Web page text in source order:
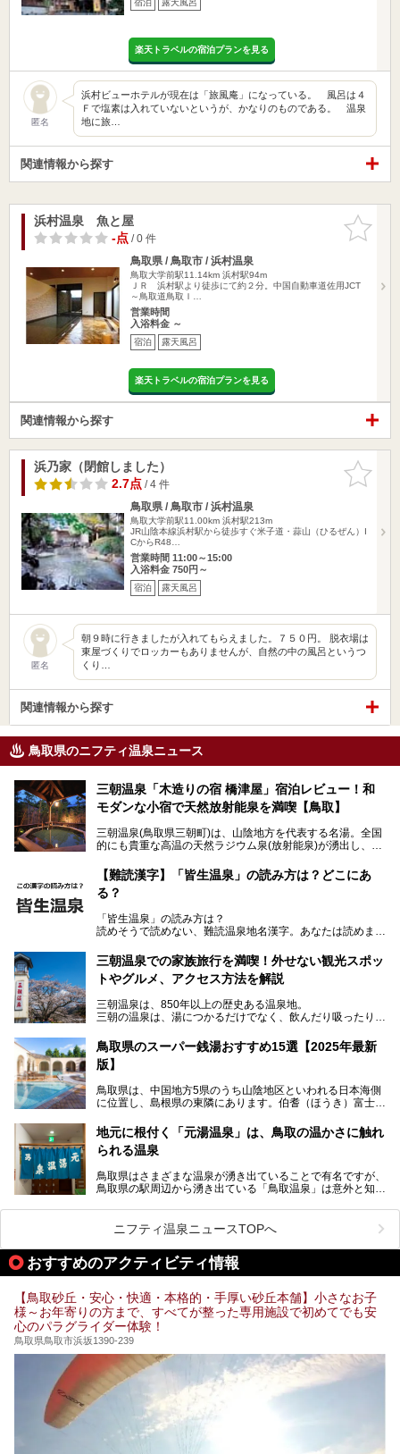
宿泊 露天風呂
楽天トラベルの宿泊プランを見る
匿名
浜村ビューホテルが現在は「旅風庵」になっている。 風呂は４
Ｆで塩素は入れていないというが、かなりのものである。 温泉
地に旅…
関連情報から探す
お気に入
りに追加
浜村温泉 魚と屋
-点/ 0 件
鳥取県 / 鳥取市 / 浜村温泉
鳥取大学前駅11.14km 浜村駅94m
ＪＲ 浜村駅より徒歩にて約２分。中国自動車道佐用JCT
～鳥取道鳥取Ｉ…
営業時間
入浴料金 ～
宿泊 露天風呂
楽天トラベルの宿泊プランを見る
関連情報から探す
お気に入
りに追加
浜乃家（閉館しました）
2.7点/ 4 件
鳥取県 / 鳥取市 / 浜村温泉
鳥取大学前駅11.00km 浜村駅213m
JR山陰本線浜村駅から徒歩すぐ米子道・蒜山（ひるぜん）I
CからR48…
営業時間 11:00～15:00
入浴料金 750円～
宿泊 露天風呂
匿名
朝９時に行きましたが入れてもらえました。７５０円。 脱衣場は
東屋づくりでロッカーもありませんが、自然の中の風呂というつ
くり…
関連情報から探す
鳥取県のニフティ温泉ニュース
三朝温泉「木造りの宿 橋津屋」宿泊レビュー！和
モダンな小宿で天然放射能泉を満喫【鳥取】
三朝温泉(鳥取県三朝町)は、山陰地方を代表する名湯。全国
的にも貴重な高温の天然ラジウム泉(放射能泉)が湧出し、古
「木造りの宿 橋津屋」は、三朝温泉街中心部にある創業約3
00年の老舗旅館。客室は全12室と少なめですが、木の温も
りを大切にした瀟洒な雰囲気が特徴。口コミの評価も高い和
今回、筆者自ら宿泊し、「木造りの宿 橋津屋」の魅力をご
【難読漢字】「皆生温泉」の読み方は？どこにあ
る？
「皆生温泉」の読み方は？
読めそうで読めない、難読温泉地名漢字。あなたは読めます
三朝温泉での家族旅行を満喫！外せない観光スポッ
トやグルメ、アクセス方法を解説
三朝温泉は、850年以上の歴史ある温泉地。
三朝の温泉は、湯につかるだけでなく、飲んだり吸ったりし
ことができます。
国の有形文化財に認定されている「旅館大橋」を筆頭に歴史
れている「三徳投入堂」などの観光スポットが充実。
さらに、B級グルメの「ラードン麺」など三朝ならではのグ
めるのが特徴です。
また、意外にアクセスが容易なのも魅力。都市圏から離れて
機関も充実しています。
三朝温泉の魅力を味わえる温泉旅館や観光スポット、グルメ
鳥取県のスーパー銭湯おすすめ15選【2025年最新
版】
鳥取県は、中国地方5県のうち山陰地区といわれる日本海側
に位置し、島根県の東隣にあります。伯耆（ほうき）富士と
鳥取市の鳥取砂丘など、地理的な見どころの多いエリアで
す。
皆生（かいけ）温泉、三朝（みささ）温泉といった古くから
ジウム泉が湧き、飲泉のできる施設も多くあります。そんな
鳥取県内でおすすめのスーパー銭湯＆日帰り温泉をピックア
地元に根付く「元湯温泉」は、鳥取の温かさに触れ
られる温泉
鳥取県はさまざまな温泉が湧き出ていることで有名ですが、
鳥取県の駅周辺から湧き出ている「鳥取温泉」は意外と知ら
観光客に限らず、地元の人々にも親しまれている「鳥取温
泉」を、大正14年からある歴史のある「元湯温泉」で堪能
してきました！
ニフティ温泉ニュースTOPへ
おすすめのアクティビティ情報
【鳥取砂丘・安心・快適・本格的・手厚い砂丘本舗】小さなお子
様～お年寄りの方まで、すべてが整った専用施設で初めてでも安
心のパラグライダー体験！
鳥取県鳥取市浜坂1390-239